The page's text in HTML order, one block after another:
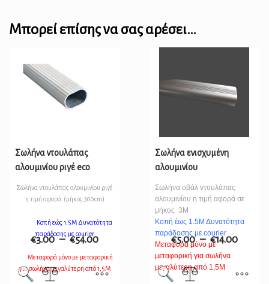
Μπορεί επίσης να σας αρέσει…
Σωλήνα ντουλάπας
αλουμινίου ριγέ eco
Σωλήνα ντουλάπας αλουμινίου ριγέ
η τιμή αφορά (μήκος 300cm)
Κοπή εώς 1.5Μ Δυνατότητα
παράδοσης με courier
Μεταφορά μόνο με μεταφορική
για σωλήνα μεγαλύτερη από 1,5Μ
€3.00 – €54.00
Σωλήνα ενισχυμένη
αλουμινίου
Σωλήνα οβάλ ντουλάπας
αλουμινίου η τιμή αφορά σε
μήκος 3Μ
Κοπή έως 1.5Μ Δυνατότητα
παράδοσης με courier
Μεταφορά μόνο με
μεταφορική για σωλήνα
μεγαλύτερη από 1,5Μ
€5.00 – €14.00